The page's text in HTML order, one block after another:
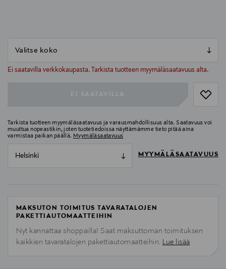
Ei saatavilla verkkokaupasta. Tarkista tuotteen myymäläsaatavuus alta.
null
Tarkista tuotteen myymäläsaatavuus ja varausmahdollisuus alta. Saatavuus voi
muuttua nopeastikin, joten tuotetiedoissa näyttämämme tieto pitää aina
varmistaa paikan päällä. Myymäläsaatavuus
Helsinki MYYMÄLÄSAATAVUUS
MAKSUTON TOIMITUS TAVARATALOJEN
PAKETTIAUTOMAATTEIHIN
Nyt kannattaa shoppailla! Saat maksuttoman toimituksen
kaikkien tavaratalojen pakettiautomaatteihin. Lue lisää